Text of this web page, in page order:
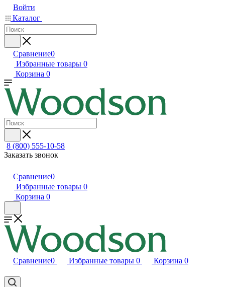
Войти
Каталог
Сравнение0
Избранные товары 0
Корзина 0
8 (800) 555-10-58
Заказать звонок
Сравнение0
Избранные товары 0
Корзина 0
Сравнение0 Избранные товары 0 Корзина 0